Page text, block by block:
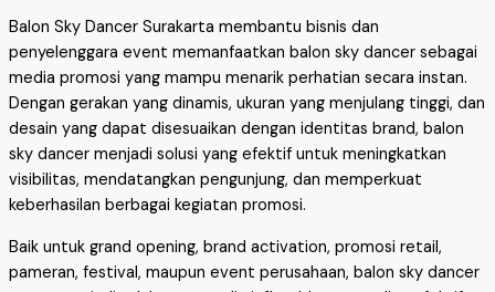
Balon Sky Dancer Surakarta membantu bisnis dan
penyelenggara event memanfaatkan balon sky dancer sebagai
media promosi yang mampu menarik perhatian secara instan.
Dengan gerakan yang dinamis, ukuran yang menjulang tinggi, dan
desain yang dapat disesuaikan dengan identitas brand, balon
sky dancer menjadi solusi yang efektif untuk meningkatkan
visibilitas, mendatangkan pengunjung, dan memperkuat
keberhasilan berbagai kegiatan promosi.
Baik untuk grand opening, brand activation, promosi retail,
pameran, festival, maupun event perusahaan, balon sky dancer